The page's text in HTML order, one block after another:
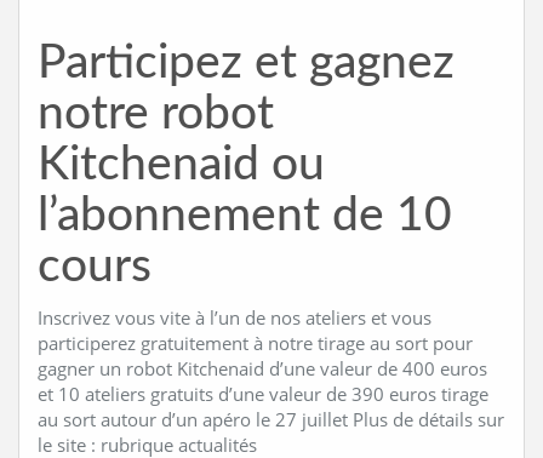
Participez et gagnez
notre robot
Kitchenaid ou
l’abonnement de 10
cours
Inscrivez vous vite à l’un de nos ateliers et vous
participerez gratuitement à notre tirage au sort pour
gagner un robot Kitchenaid d’une valeur de 400 euros
et 10 ateliers gratuits d’une valeur de 390 euros tirage
au sort autour d’un apéro le 27 juillet Plus de détails sur
le site : rubrique actualités